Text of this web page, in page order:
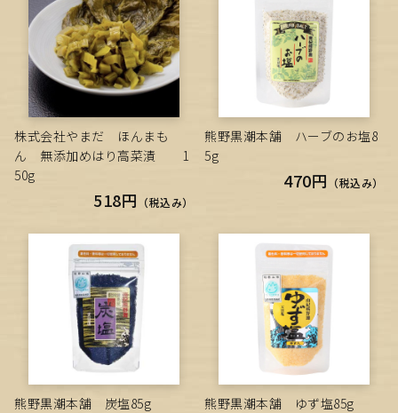
株式会社やまだ ほんまも
ん 無添加めはり高菜漬 1
50g
518円 （税込み）
熊野黒潮本舗 ハーブのお塩8
5g
470円 （税込み）
熊野黒潮本舗 炭塩85g 熊野黒潮本舗 ゆず塩85g